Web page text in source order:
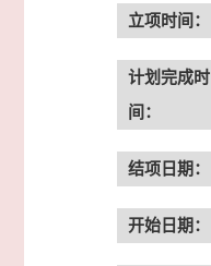
立项时间：
计划完成时
间：
结项日期：
开始日期：